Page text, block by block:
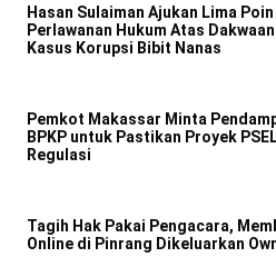
Hasan Sulaiman Ajukan Lima Poin
Perlawanan Hukum Atas
Kasus Korupsi Bibit Nanas
Pemkot Makassar Minta
BPKP untuk Pastikan Proyek
Regulasi
Tagih Hak Pakai Pengacara,
Online di Pinrang Dikeluarkan